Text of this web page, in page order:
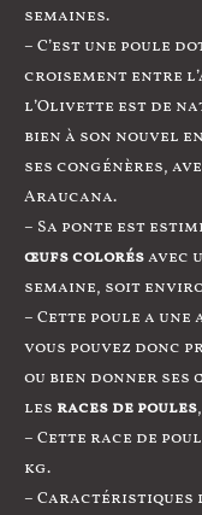
semaines.
– C’est une poule
croisement entre
l’Olivette est de
bien à son nouvel
ses congénères,
Araucana.
– Sa ponte est
œufs colorésavec
semaine, soit
– Cette poule a une
vous pouvez donc
ou bien donner ses
les races de poules
– Cette race de
kg.
– Caractéristiques